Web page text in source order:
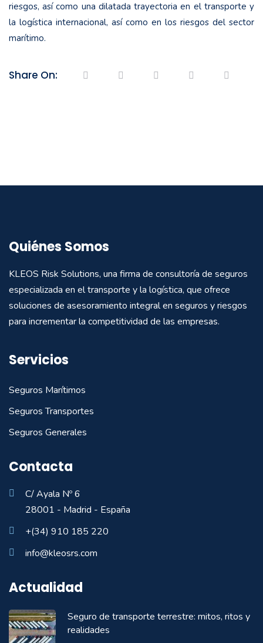
riesgos, así como una dilatada trayectoria en el transporte y
la logística internacional, así como en los riesgos del sector
marítimo.
Share On:
Quiénes Somos
KLEOS Risk Solutions, una firma de consultoría de seguros
especializada en el transporte y la logística, que ofrece
soluciones de asesoramiento integral en seguros y riesgos
para incrementar la competitividad de las empresas.
Servicios
Seguros Marítimos
Seguros Transportes
Seguros Generales
Contacta
C/ Ayala Nº 6
28001 - Madrid - España
+(34) 910 185 220
info@kleosrs.com
Actualidad
Seguro de transporte terrestre: mitos, ritos y
realidades